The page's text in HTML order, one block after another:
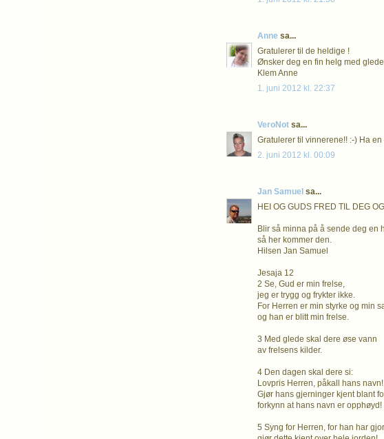
Anne sa...
Gratulerer til de heldige !
Ønsker deg en fin helg med
Klem Anne
1. juni 2012 kl. 22:37
VeroNot sa...
Gratulerer til vinnerene!! :-) Ha
2. juni 2012 kl. 00:09
Jan Samuel sa...
HEI OG GUDS FRED TIL DEG
Blir så minna på å sende deg en
så her kommer den.
Hilsen Jan Samuel
Jesaja 12
2 Se, Gud er min frelse,
jeg er trygg og frykter ikke.
For Herren er min styrke og min
og han er blitt min frelse.
3 Med glede skal dere øse vann
av frelsens kilder.
4 Den dagen skal dere si:
Lovpris Herren, påkall hans navn!
Gjør hans gjerninger kjent blant
forkynn at hans navn er opphøyd!
5 Syng for Herren, for han har